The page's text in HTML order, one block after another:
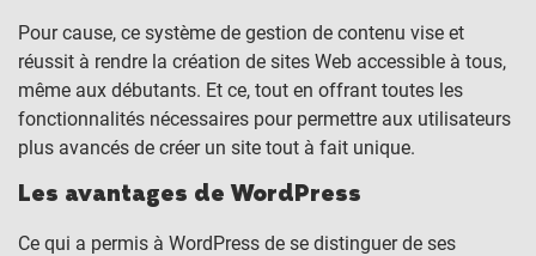
Pour cause, ce système de gestion de contenu vise et
réussit à rendre la création de sites Web accessible à tous,
même aux débutants. Et ce, tout en offrant toutes les
fonctionnalités nécessaires pour permettre aux utilisateurs
plus avancés de créer un site tout à fait unique.
Les avantages de WordPress
Ce qui a permis à WordPress de se distinguer de ses